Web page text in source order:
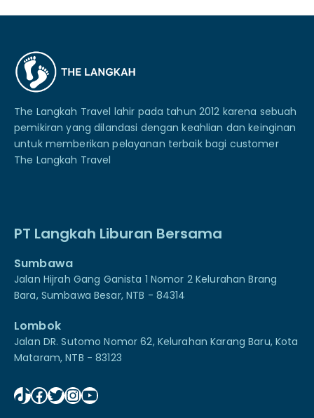
The Langkah Travel lahir pada tahun 2012 karena sebuah
pemikiran yang dilandasi dengan keahlian dan keinginan
untuk memberikan pelayanan terbaik bagi customer
The Langkah Travel
PT Langkah Liburan Bersama
Sumbawa
Jalan Hijrah Gang Ganista 1 Nomor 2 Kelurahan Brang
Bara, Sumbawa Besar, NTB - 84314
Lombok
Jalan DR. Sutomo Nomor 62, Kelurahan Karang Baru, Kota
Mataram, NTB - 83123
TikTok
Facebook
Twitter
Instagram
YouTube